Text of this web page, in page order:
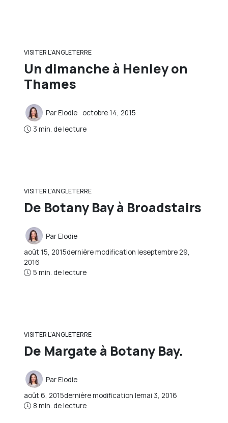
VISITER L'ANGLETERRE
Un dimanche à Henley on
Thames
ParElodie
octobre 14, 2015
3 min. de lecture
VISITER L'ANGLETERRE
De Botany Bay à Broadstairs
ParElodie
août 15, 2015dernière modification leseptembre 29,
2016
5 min. de lecture
VISITER L'ANGLETERRE
De Margate à Botany Bay.
ParElodie
août 6, 2015dernière modification lemai 3, 2016
8 min. de lecture